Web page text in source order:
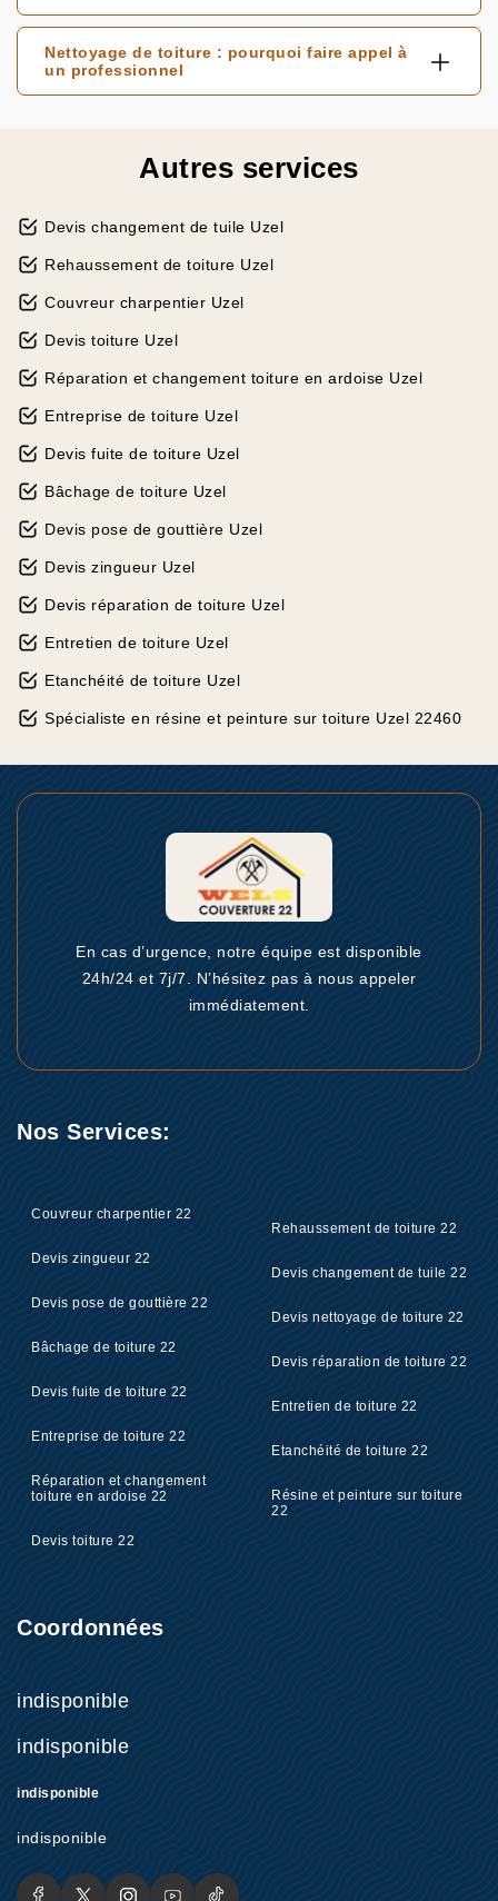
Nettoyage de toiture : pourquoi faire appel à
un professionnel
Autres services
Devis changement de tuile Uzel
Rehaussement de toiture Uzel
Couvreur charpentier Uzel
Devis toiture Uzel
Réparation et changement toiture en ardoise Uzel
Entreprise de toiture Uzel
Devis fuite de toiture Uzel
Bâchage de toiture Uzel
Devis pose de gouttière Uzel
Devis zingueur Uzel
Devis réparation de toiture Uzel
Entretien de toiture Uzel
Etanchéité de toiture Uzel
Spécialiste en résine et peinture sur toiture Uzel 22460
En cas d’urgence, notre équipe est disponible
24h/24 et 7j/7. N’hésitez pas à nous appeler
immédiatement.
Nos Services:
Couvreur charpentier 22
Devis zingueur 22
Devis pose de gouttière 22
Bâchage de toiture 22
Devis fuite de toiture 22
Entreprise de toiture 22
Réparation et changement
toiture en ardoise 22
Devis toiture 22
Rehaussement de toiture 22
Devis changement de tuile 22
Devis nettoyage de toiture 22
Devis réparation de toiture 22
Entretien de toiture 22
Etanchéité de toiture 22
Résine et peinture sur toiture
22
Coordonnées
indisponible
indisponible
indisponible
indisponible